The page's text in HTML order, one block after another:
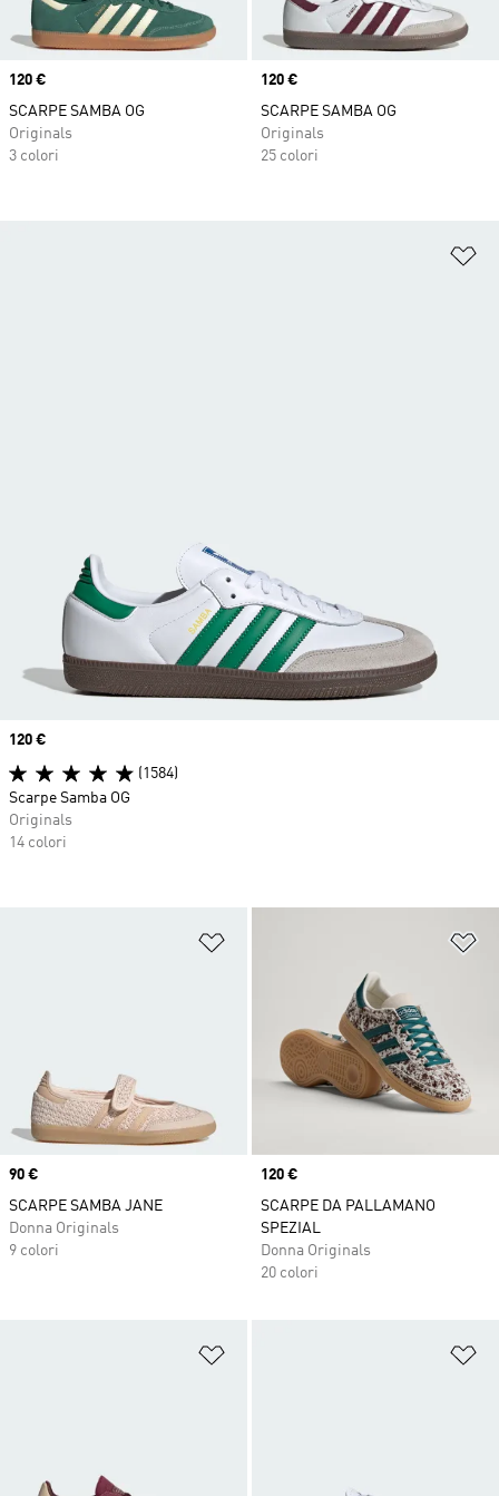
Price
120 €
SCARPE SAMBA OG
Originals
3 colori
Price
120 €
SCARPE SAMBA OG
Originals
25 colori
Aggiungi alla lista dei desideri
Price
90 €
SCARPE SAMBA JANE
Donna Originals
9 colori
Price
120 €
SCARPE DA PALLAMANO
SPEZIAL
Donna Originals
20 colori
Aggiungi alla lista dei desideri
Price
120 €
(1584)
Scarpe Samba OG
Originals
14 colori